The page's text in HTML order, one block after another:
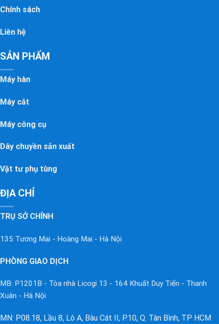
Chính sách
Liên hệ
SẢN PHẨM
Máy hàn
Máy cắt
Máy công cụ
Dây chuyền sản xuất
Vật tư phụ tùng
ĐỊA CHỈ
TRỤ SỞ CHÍNH
135 Tương Mai - Hoàng Mai - Hà Nội
PHÒNG GIAO DỊCH
MB: P1201B - Tòa nhà Licogi 13 - 164 Khuất Duy Tiến - Thanh
Xuân - Hà Nội
MN: P08.18, Lầu 8, Lô A, Bàu Cát II, P.10, Q. Tân Bình, TP HCM